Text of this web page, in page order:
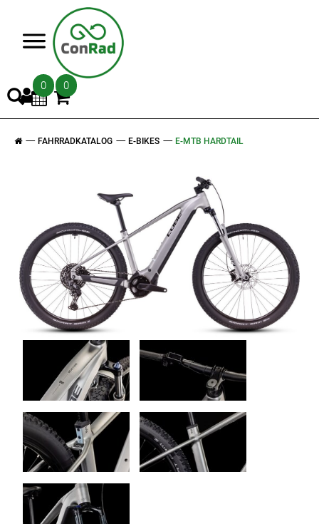
0 0
FAHRRADKATALOG E-BIKES E-MTB HARDTAIL